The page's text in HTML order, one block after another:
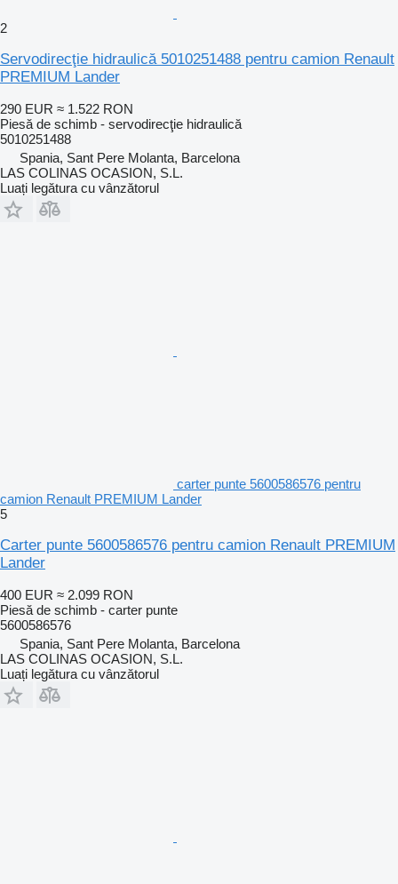
2
Servodirecţie hidraulică 5010251488 pentru camion Renault
PREMIUM Lander
290 EUR ≈ 1.522 RON
Piesă de schimb - servodirecţie hidraulică
5010251488
Spania, Sant Pere Molanta, Barcelona
LAS COLINAS OCASION, S.L.
Luați legătura cu vânzătorul
carter punte 5600586576 pentru
camion Renault PREMIUM Lander
5
Carter punte 5600586576 pentru camion Renault PREMIUM
Lander
400 EUR ≈ 2.099 RON
Piesă de schimb - carter punte
5600586576
Spania, Sant Pere Molanta, Barcelona
LAS COLINAS OCASION, S.L.
Luați legătura cu vânzătorul